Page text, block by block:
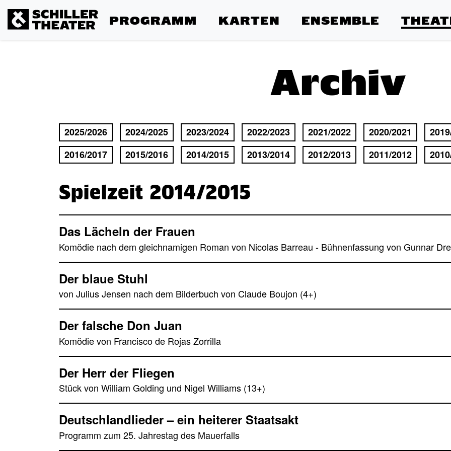
PROGRAMM KARTEN ENSEMBLE
Archiv
2025/2026 2024/2025 2023/2024 2022/2023 2021/2022 2020/2021
2016/2017
2015/2016 2014/2015 2013/2014 2012/2013 2011/2012
Spielzeit 2014/2015
Das Lächeln der Frauen
Komödie nach dem gleichnamigen Roman von Nicolas Barreau - Bühnenfassung von Gunnar
Der blaue Stuhl
von Julius Jensen nach dem Bilderbuch von Claude Boujon (4+)
Der falsche Don Juan
Komödie von Francisco de Rojas Zorrilla
Der Herr der Fliegen
Stück von William Golding und Nigel Williams (13+)
Deutschlandlieder – ein heiterer Staatsakt
Programm zum 25. Jahrestag des Mauerfalls